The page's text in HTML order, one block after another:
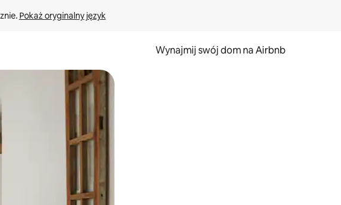
Pokaż oryginalny język
Wynajmij swój dom na Airbnb